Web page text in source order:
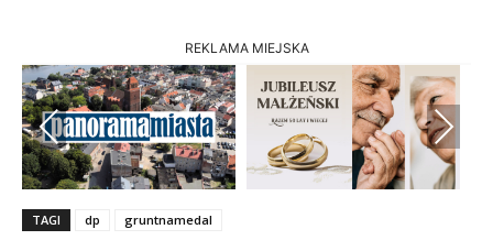
REKLAMA MIEJSKA
Previous Next
TAGI dp gruntnamedal